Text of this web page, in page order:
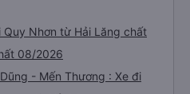
Nhơn từ Hải Lăng chất
08/2026
- Mến Thương : Xe đi